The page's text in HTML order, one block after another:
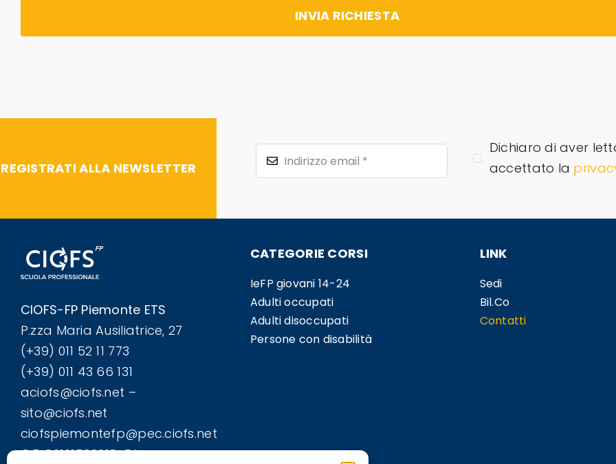
INVIA RICHIESTA
REGISTRATI ALLA NEWSLETTER
Dichiaro di aver
accettato la
CIOFS-FP Piemonte ETS
P.zza Maria Ausiliatrice, 27
(+39) 011 52 11 773
(+39) 011 43 66 131
aciofs@ciofs.net –
sito@ciofs.net
ciofspiemontefp@pec.ciofs.net
C.F. 80101590018-P.I.
CATEGORIE CORSI
IeFP giovani 14-24
Adulti occupati
Adulti disoccupati
Persone con disabilità
LINK
Sedi
Bil.Co
Contatti